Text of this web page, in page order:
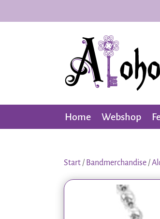
Home Webshop
Start / Bandmerchandise /